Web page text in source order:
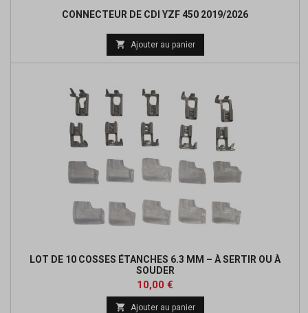
CONNECTEUR DE CDI YZF 450 2019/2026
 Ajouter au panier
LOT DE 10 COSSES ÉTANCHES 6.3 MM – À SERTIR OU À
SOUDER
Prix
10,00 €
 Ajouter au panier